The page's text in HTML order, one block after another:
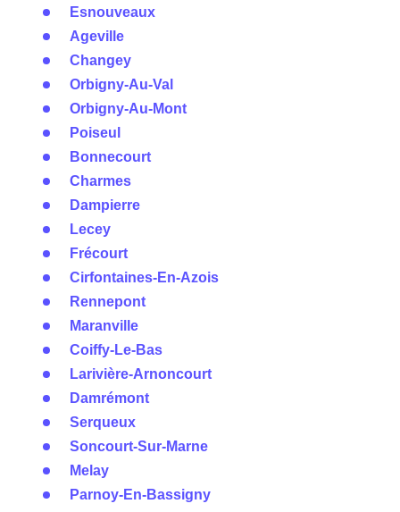
Esnouveaux
Ageville
Changey
Orbigny-Au-Val
Orbigny-Au-Mont
Poiseul
Bonnecourt
Charmes
Dampierre
Lecey
Frécourt
Cirfontaines-En-Azois
Rennepont
Maranville
Coiffy-Le-Bas
Larivière-Arnoncourt
Damrémont
Serqueux
Soncourt-Sur-Marne
Melay
Parnoy-En-Bassigny